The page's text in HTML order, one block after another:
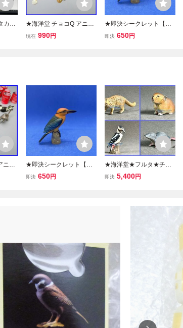
カラ
★海洋堂 チョコQ アニマ
テイルズ 10種 保護ケース
現在 990円
★即決シークレット【ミ
ヤコショウビン アカハラ
即決 650円
ニマ
★即決シークレット【ミ
ヤコショウビン アカハラ
即決 650円
★海洋堂★フルタ★チョ
コエッグ★日本の動物★
即決 5,400円